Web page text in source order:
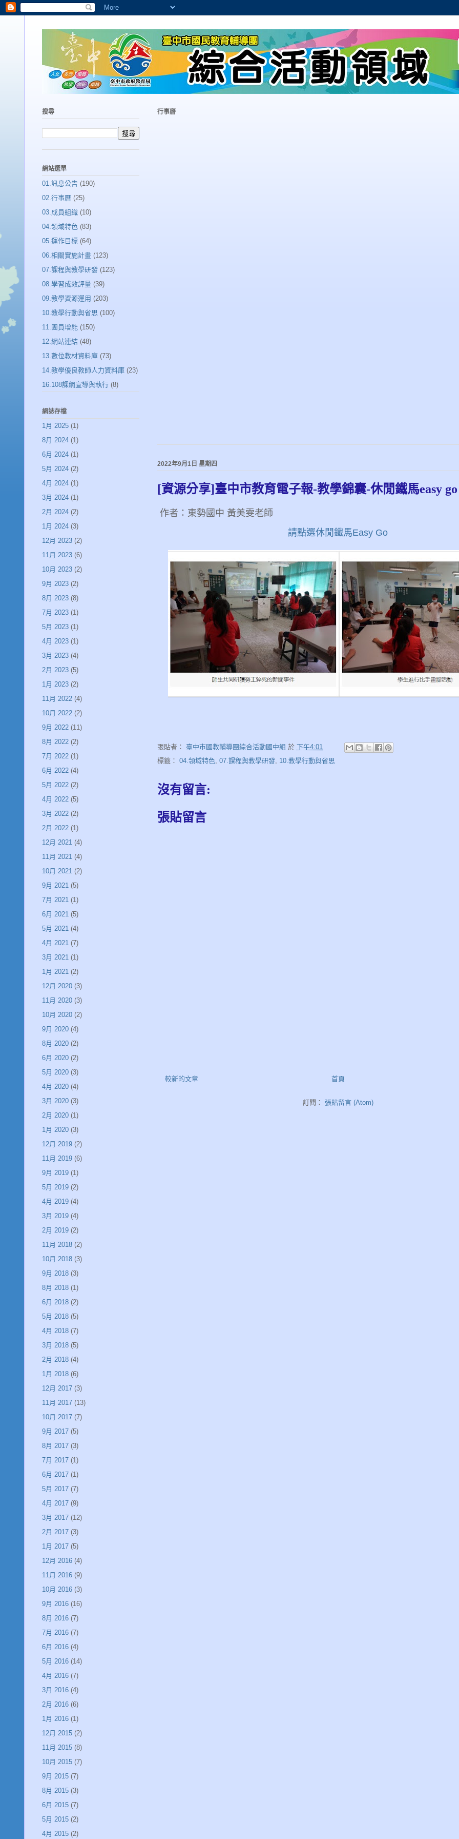
行事曆
2022年9月1日 星期四
[資源分享]臺中市教育電子報-教學錦囊-休閒鐵馬easy go
作者：東勢國中 黃美雯老師
請點選休閒鐵馬Easy Go
張貼者： 臺中市國教輔導團綜合活動國中組 於 下午4:01
標籤： 04.領域特色 07.課程與教學研發 10.教學行動與省思
沒有留言:
張貼留言
較新的文章 首頁
訂閱： 張貼留言 (Atom)
搜尋
網站選單
01.訊息公告 (190)
02.行事曆 (25)
03.成員組織 (10)
04.領域特色 (83)
05.運作目標 (64)
06.相關實施計畫 (123)
07.課程與教學研發 (123)
08.學習成效評量 (39)
09.教學資源運用 (203)
10.教學行動與省思 (100)
11.團員增能 (150)
12.網站連結 (48)
13.數位教材資料庫 (73)
14.教學優良教師人力資料庫 (23)
16.108課綱宣導與執行 (8)
網誌存檔
1月 2025 (1)
8月 2024 (1)
6月 2024 (1)
5月 2024 (2)
4月 2024 (1)
3月 2024 (1)
2月 2024 (2)
1月 2024 (3)
12月 2023 (2)
11月 2023 (6)
10月 2023 (2)
9月 2023 (2)
8月 2023 (8)
7月 2023 (1)
5月 2023 (1)
4月 2023 (1)
3月 2023 (4)
2月 2023 (5)
1月 2023 (2)
11月 2022 (4)
10月 2022 (2)
9月 2022 (11)
8月 2022 (2)
7月 2022 (1)
6月 2022 (4)
5月 2022 (2)
4月 2022 (5)
3月 2022 (2)
2月 2022 (1)
12月 2021 (4)
11月 2021 (4)
10月 2021 (2)
9月 2021 (5)
7月 2021 (1)
6月 2021 (5)
5月 2021 (4)
4月 2021 (7)
3月 2021 (1)
1月 2021 (2)
12月 2020 (3)
11月 2020 (3)
10月 2020 (2)
9月 2020 (4)
8月 2020 (2)
6月 2020 (2)
5月 2020 (3)
4月 2020 (4)
3月 2020 (3)
2月 2020 (1)
1月 2020 (3)
12月 2019 (2)
11月 2019 (6)
9月 2019 (1)
5月 2019 (2)
4月 2019 (4)
3月 2019 (4)
2月 2019 (2)
11月 2018 (2)
10月 2018 (3)
9月 2018 (3)
8月 2018 (1)
6月 2018 (2)
5月 2018 (5)
4月 2018 (7)
3月 2018 (5)
2月 2018 (4)
1月 2018 (6)
12月 2017 (3)
11月 2017 (13)
10月 2017 (7)
9月 2017 (5)
8月 2017 (3)
7月 2017 (1)
6月 2017 (1)
5月 2017 (7)
4月 2017 (9)
3月 2017 (12)
2月 2017 (3)
1月 2017 (5)
12月 2016 (4)
11月 2016 (9)
10月 2016 (3)
9月 2016 (16)
8月 2016 (7)
7月 2016 (7)
6月 2016 (4)
5月 2016 (14)
4月 2016 (7)
3月 2016 (4)
2月 2016 (6)
1月 2016 (1)
12月 2015 (2)
11月 2015 (8)
10月 2015 (7)
9月 2015 (7)
8月 2015 (3)
6月 2015 (7)
5月 2015 (2)
4月 2015 (2)